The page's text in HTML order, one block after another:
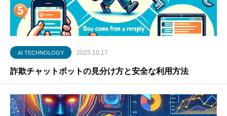
AI TECHNOLOGY 2025.10.17
詐欺チャットボットの見分け方と安全な利用方法